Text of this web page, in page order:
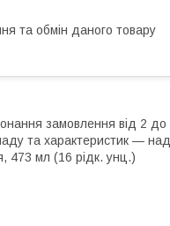
та обмін даного товару
замовлення від 2 до
та характеристик —
473 мл (16 рідк. унц.)